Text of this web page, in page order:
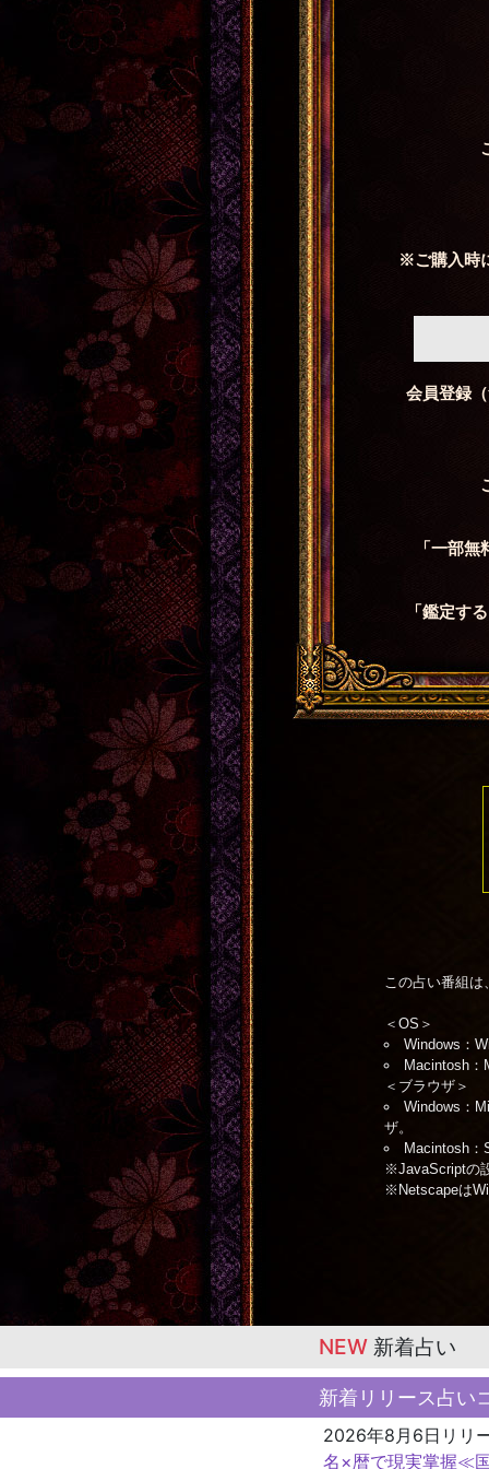
※ご購入時
会員登録
「一部
「鑑定す
この占い番組は
＜OS＞
Windows：
Macintosh：
＜ブラウザ＞
Windows：
ザ。
Macintosh：
※JavaScriptの
※Netscapeは
NEW 新着占い
新着リリース占い
2026年8月6日リリ
名×暦で現実掌握≪